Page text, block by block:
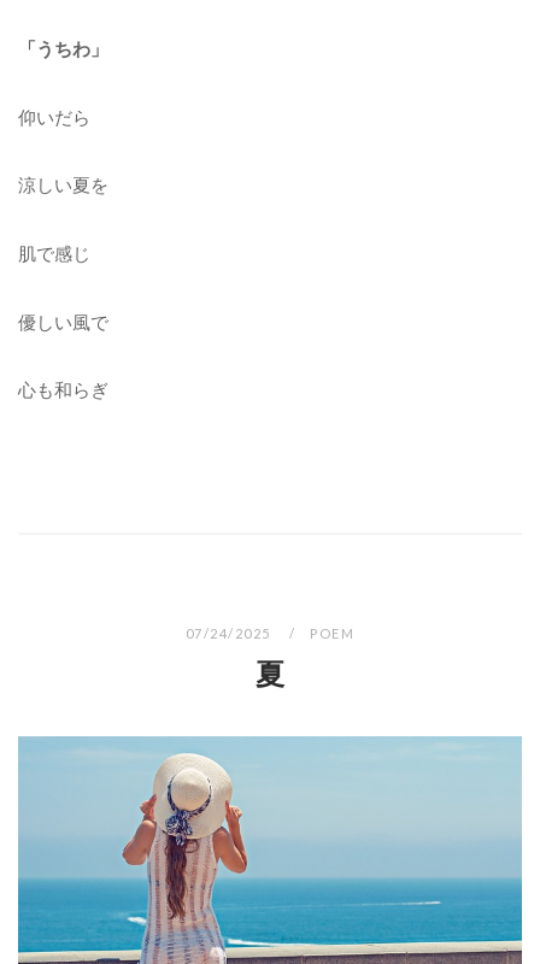
「うちわ」
仰いだら
涼しい夏を
肌で感じ
優しい風で
心も和らぎ
07/24/2025 POEM
夏